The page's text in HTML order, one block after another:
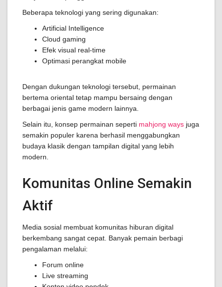
Beberapa teknologi yang sering digunakan:
Artificial Intelligence
Cloud gaming
Efek visual real-time
Optimasi perangkat mobile
Dengan dukungan teknologi tersebut, permainan
bertema oriental tetap mampu bersaing dengan
berbagai jenis game modern lainnya.
Selain itu, konsep permainan seperti mahjong ways juga
semakin populer karena berhasil menggabungkan
budaya klasik dengan tampilan digital yang lebih
modern.
Komunitas Online Semakin
Aktif
Media sosial membuat komunitas hiburan digital
berkembang sangat cepat. Banyak pemain berbagi
pengalaman melalui:
Forum online
Live streaming